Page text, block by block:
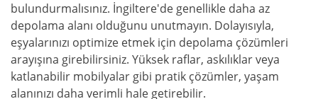
bulundurmalısınız. İngiltere'de genellikle daha az
depolama alanı olduğunu unutmayın. Dolayısıyla,
eşyalarınızı optimize etmek için depolama çözümleri
arayışına girebilirsiniz. Yüksek raflar, askılıklar veya
katlanabilir mobilyalar gibi pratik çözümler, yaşam
alanınızı daha verimli hale getirebilir.